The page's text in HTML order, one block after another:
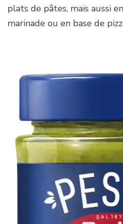
plats de pâtes, mais aussi
marinade ou en base de